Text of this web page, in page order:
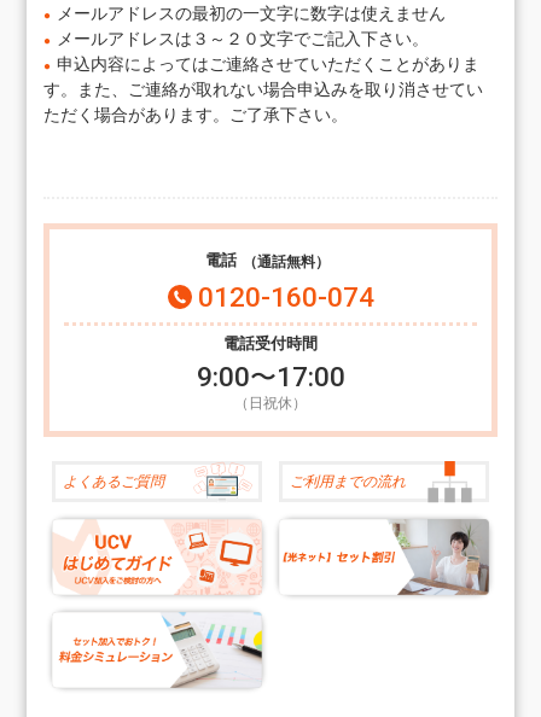
メールアドレスの最初の一文字に数字は使えません
メールアドレスは３～２０文字でご記入下さい。
申込内容によってはご連絡させていただくことがありま
す。また、ご連絡が取れない場合申込みを取り消させてい
ただく場合があります。ご了承下さい。
電話 （通話無料）
0120-160-074
電話受付時間
9:00〜17:00
（日祝休）
よくあるご質問 ご利用までの流れ